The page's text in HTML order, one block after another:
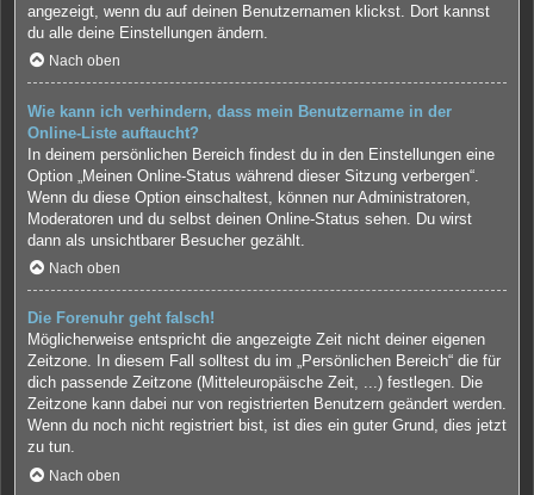
angezeigt, wenn du auf deinen Benutzernamen klickst. Dort kannst
du alle deine Einstellungen ändern.
Nach oben
Wie kann ich verhindern, dass mein Benutzername in der
Online-Liste auftaucht?
In deinem persönlichen Bereich findest du in den Einstellungen eine
Option „Meinen Online-Status während dieser Sitzung verbergen“.
Wenn du diese Option einschaltest, können nur Administratoren,
Moderatoren und du selbst deinen Online-Status sehen. Du wirst
dann als unsichtbarer Besucher gezählt.
Nach oben
Die Forenuhr geht falsch!
Möglicherweise entspricht die angezeigte Zeit nicht deiner eigenen
Zeitzone. In diesem Fall solltest du im „Persönlichen Bereich“ die für
dich passende Zeitzone (Mitteleuropäische Zeit, ...) festlegen. Die
Zeitzone kann dabei nur von registrierten Benutzern geändert werden.
Wenn du noch nicht registriert bist, ist dies ein guter Grund, dies jetzt
zu tun.
Nach oben